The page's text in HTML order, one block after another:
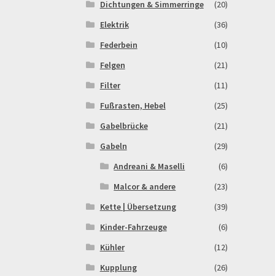
Dichtungen & Simmerringe
(20)
Elektrik
(36)
Federbein
(10)
Felgen
(21)
Filter
(11)
Fußrasten, Hebel
(25)
Gabelbrücke
(21)
Gabeln
(29)
Andreani & Maselli
(6)
Malcor & andere
(23)
Kette | Übersetzung
(39)
Kinder-Fahrzeuge
(6)
Kühler
(12)
Kupplung
(26)